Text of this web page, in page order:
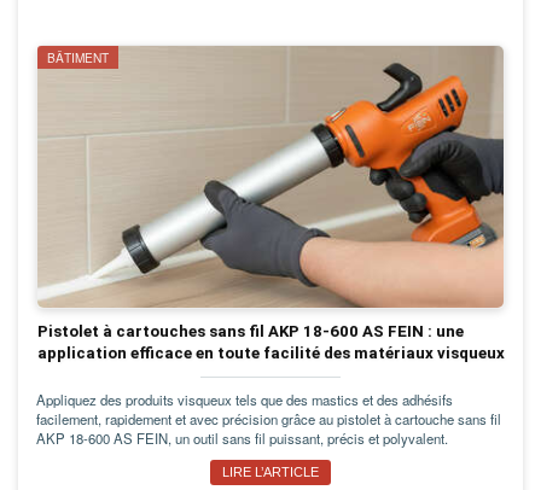
BÂTIMENT
Pistolet à cartouches sans fil AKP 18-600 AS FEIN : une
application efficace en toute facilité des matériaux visqueux
Appliquez des produits visqueux tels que des mastics et des adhésifs
facilement, rapidement et avec précision grâce au pistolet à cartouche sans fil
AKP 18-600 AS FEIN, un outil sans fil puissant, précis et polyvalent.
LIRE L’ARTICLE